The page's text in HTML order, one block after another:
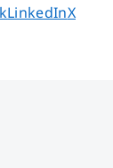
på
Dela sidan på
LinkedInDela
X